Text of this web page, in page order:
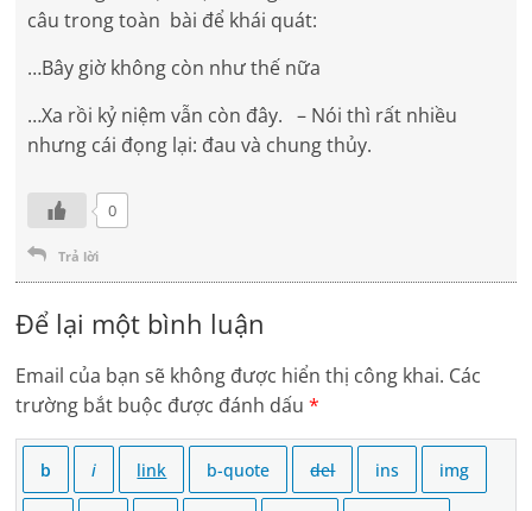
câu trong toàn bài để khái quát:
…Bây giờ không còn như thế nữa
…Xa rồi kỷ niệm vẫn còn đây. – Nói thì rất nhiều
nhưng cái đọng lại: đau và chung thủy.
0
Trả lời
Để lại một bình luận
Email của bạn sẽ không được hiển thị công khai. Các
trường bắt buộc được đánh dấu*